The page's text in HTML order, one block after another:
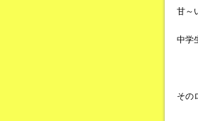
甘～
中学
その